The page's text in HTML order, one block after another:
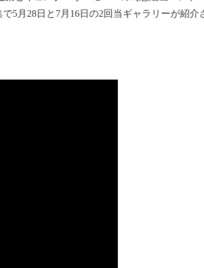
5月28日と7月16日の2回当ギャラリーが紹介